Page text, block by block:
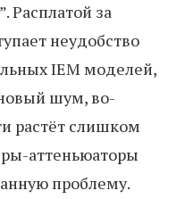
Расплатой за
неудобство
IEM моделей,
шум, во-
растёт слишком
аттеньюаторы
проблему.